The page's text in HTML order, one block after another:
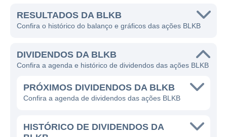
RESULTADOS DA BLKB
Confira o histórico do balanço e gráficos das ações BLKB
DIVIDENDOS DA BLKB
Confira a agenda e histórico de dividendos das ações BLKB
PRÓXIMOS DIVIDENDOS DA BLKB
Confira a agenda de dividendos das ações BLKB
HISTÓRICO DE DIVIDENDOS DA